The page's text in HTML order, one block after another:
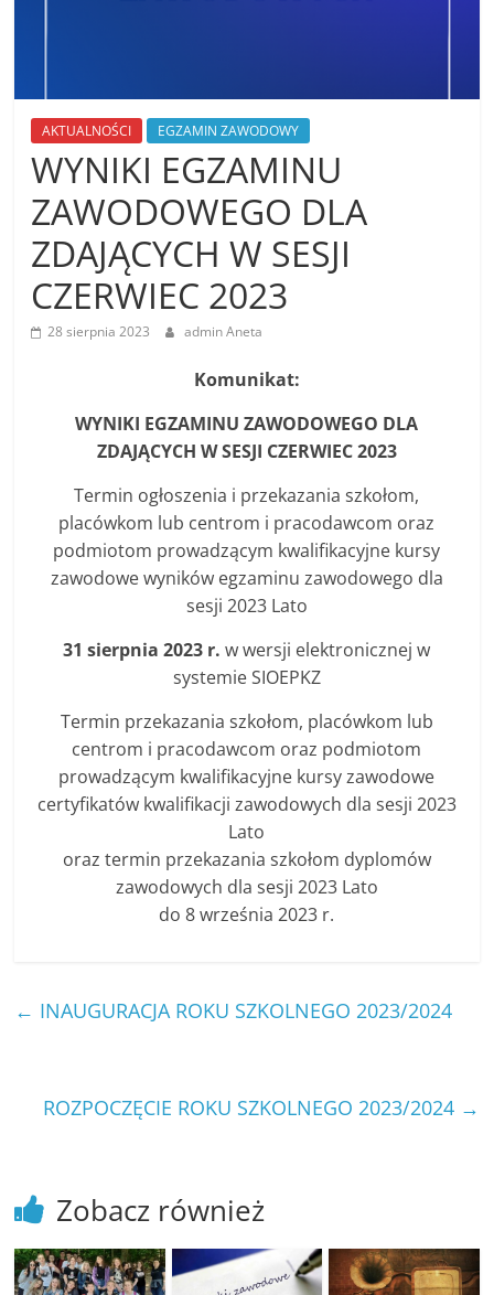
AKTUALNOŚCI EGZAMIN ZAWODOWY
WYNIKI EGZAMINU
ZAWODOWEGO DLA
ZDAJĄCYCH W SESJI
CZERWIEC 2023
28 sierpnia 2023 admin Aneta
Komunikat:
WYNIKI EGZAMINU ZAWODOWEGO DLA
ZDAJĄCYCH W SESJI CZERWIEC 2023
Termin ogłoszenia i przekazania szkołom,
placówkom lub centrom i pracodawcom oraz
podmiotom prowadzącym kwalifikacyjne kursy
zawodowe wyników egzaminu zawodowego dla
sesji 2023 Lato
31 sierpnia 2023 r. w wersji elektronicznej w
systemie SIOEPKZ
Termin przekazania szkołom, placówkom lub
centrom i pracodawcom oraz podmiotom
prowadzącym kwalifikacyjne kursy zawodowe
certyfikatów kwalifikacji zawodowych dla sesji 2023
Lato
oraz termin przekazania szkołom dyplomów
zawodowych dla sesji 2023 Lato
do 8 września 2023 r.
← INAUGURACJA ROKU SZKOLNEGO 2023/2024
ROZPOCZĘCIE ROKU SZKOLNEGO 2023/2024 →
Zobacz również